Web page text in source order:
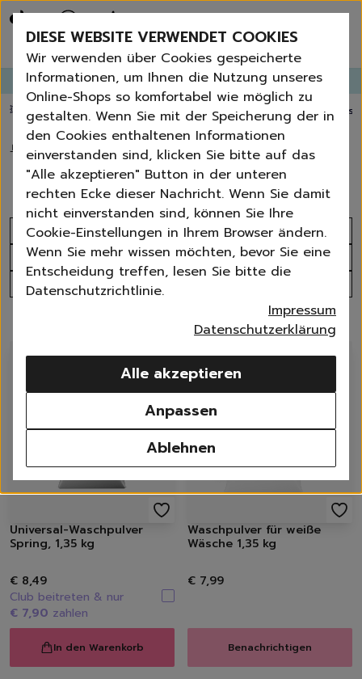
Bestseller
Angebote der Woche
Neu
Essentials für dein Zuhause
Universal & Ökoprodukte
Spring by Jenna
Sets
Reiniger
Küche
Bad | WC
Fenster | Glas | Spiegel
Möbelreiniger
Bodenreiniger
Wischmopps | Besen |
Außenreiniger
Bürsten
Zubehör
Nature All - Öko Reinigung
Waschen
Weißwäsche
Buntwäsche
Schwarzwäsche
Sportwäsche
Universalwaschmittel
Waschmittel Caps
Flüssigwaschmittel
Weichspüler
Wäscheparfüm
Fleckenentferner
Textilerfrischer
Waschzubehör
Erneut bestellen
GANGLETTERabonnieren undbis zu 30%Rabatt erhalten!
💥 Fugenbürste gratis ab 60 € Bestellwert⭐️ 4,8 TrustPilot score📦
🏠 Waschen › Waschpulver
Waschpulver
Sortieren nach
Produktanzahl
Alle Filter
9 Produkte
Universal-Waschpulver
Spring, 1,35 kg
€ 8,49
Club beitreten & nur
€ 7,90 zahlen
In den Warenkorb
Waschpulver für weiße
Wäsche 1,35 kg
€ 7,99
Benachrichtigen
DIESE WEBSITE VERWENDET COOKIES
Wir verwenden über Cookies gespeicherte
Informationen, um Ihnen die Nutzung unseres
Online-Shops so komfortabel wie möglich zu
gestalten. Wenn Sie mit der Speicherung der in
den Cookies enthaltenen Informationen
einverstanden sind, klicken Sie bitte auf das
"Alle akzeptieren" Button in der unteren
rechten Ecke dieser Nachricht. Wenn Sie damit
nicht einverstanden sind, können Sie Ihre
Cookie-Einstellungen in Ihrem Browser ändern.
Wenn Sie mehr wissen möchten, bevor Sie eine
Entscheidung treffen, lesen Sie bitte die
Datenschutzrichtlinie.
Impressum
Datenschutzerklärung
Ablehnen
Anpassen
Alle akzeptieren